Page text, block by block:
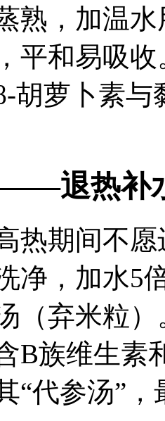
熟，加温
平和易吸收
胡萝卜素
——退热补
热期间不
净，加水5
（弃米粒
B族维生
“代参汤”，